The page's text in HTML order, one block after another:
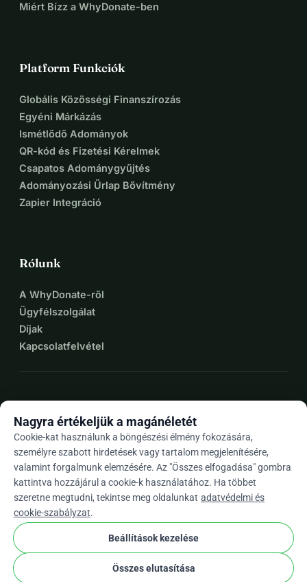
Miért Bízz a WhyDonate-ben
Platform Funkciók
Globális Közösségi Finanszírozás
Egyéni Márkázás
Ismétlődő Adományok
QR-kód és Fizetési Kérelmek
Csapatos Adománygyűjtés
Adományozási Űrlap Bővítmény
Zapier Integráció
Rólunk
A WhyDonate-ről
Ügyfélszolgálat
Díjak
Kapcsolatfelvétel
Huarrow_drop_down
★★★★★4,9 / 5 több mint 500 értékelés alapján
WhyDonate
Adatvédelem és sütik
Általános szerződési feltételek
Nagyra értékeljük a magánéletét
Cookie-kat használunk a böngészési élmény fokozására,
személyre szabott hirdetések vagy tartalom megjelenítésére,
valamint forgalmunk elemzésére. Az "Összes elfogadása" gombra
kattintva hozzájárul a cookie-k használatához. Ha többet
szeretne megtudni, tekintse meg oldalunkat adatvédelmi és
cookie-szabályzat.
Beállítások kezelése
Összes elutasítása